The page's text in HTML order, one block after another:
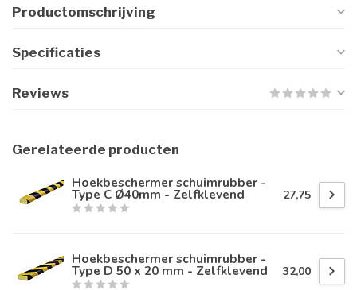
Productomschrijving
Specificaties
Reviews
Gerelateerde producten
Hoekbeschermer schuimrubber -
Type C Ø40mm - Zelfklevend 27,75
Hoekbeschermer schuimrubber -
Type D 50 x 20 mm - Zelfklevend 32,00